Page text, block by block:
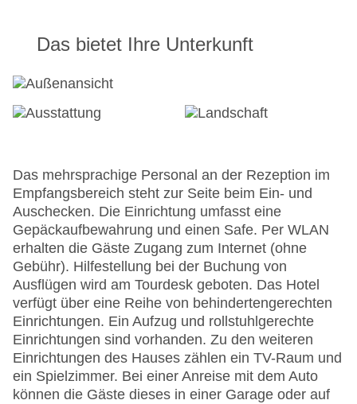
Das bietet Ihre Unterkunft
Das mehrsprachige Personal an der Rezeption im
Empfangsbereich steht zur Seite beim Ein- und
Auschecken. Die Einrichtung umfasst eine
Gepäckaufbewahrung und einen Safe. Per WLAN
erhalten die Gäste Zugang zum Internet (ohne
Gebühr). Hilfestellung bei der Buchung von
Ausflügen wird am Tourdesk geboten. Das Hotel
verfügt über eine Reihe von behindertengerechten
Einrichtungen. Ein Aufzug und rollstuhlgerechte
Einrichtungen sind vorhanden. Zu den weiteren
Einrichtungen des Hauses zählen ein TV-Raum und
ein Spielzimmer. Bei einer Anreise mit dem Auto
können die Gäste dieses in einer Garage oder auf